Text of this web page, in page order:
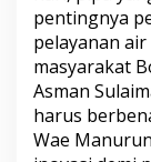
g
i
P
r
u
s
pentingnya
pelayanan
masyarakat
Asman
harus
Wae